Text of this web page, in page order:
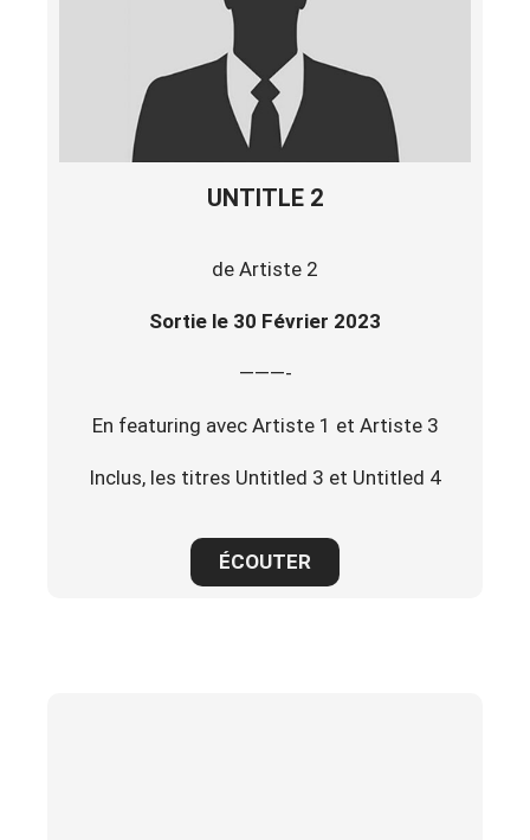
UNTITLE 2
de Artiste 2
Sortie le 30 Février 2023
———-
En featuring avec Artiste 1 et Artiste 3
Inclus, les titres Untitled 3 et Untitled 4
ÉCOUTER